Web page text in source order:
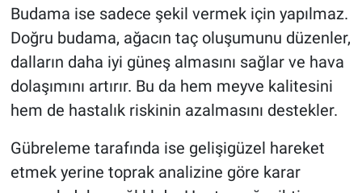
Budama ise sadece şekil vermek için yapılmaz.
Doğru budama, ağacın taç oluşumunu düzenler,
dalların daha iyi güneş almasını sağlar ve hava
dolaşımını artırır. Bu da hem meyve kalitesini
hem de hastalık riskinin azalmasını destekler.
Gübreleme tarafında ise gelişigüzel hareket
etmek yerine toprak analizine göre karar